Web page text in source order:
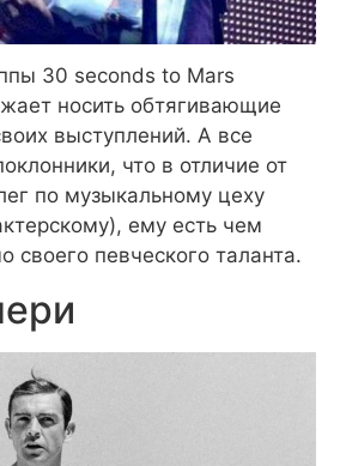
30 seconds to Mars
носить обтягивающие
выступлений. А все
что в отличие от
по музыкальному цеху
ему есть чем
своего певческого таланта.